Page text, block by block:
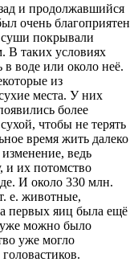
и продолжавшийся
очень благоприятен
суши покрывали
В таких условиях
воде или около неё.
из
места. У них
более
чтобы не терять
время жить далеко
ведь
и их потомство
И около 330 млн.
е. животные,
первых яиц была ещё
уже можно было
уже могло